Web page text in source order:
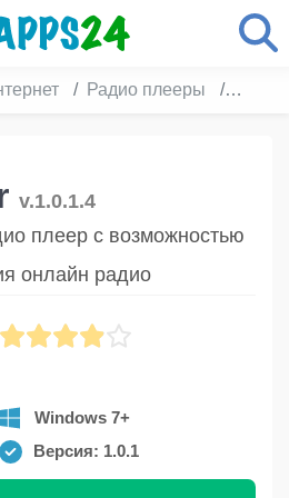
Радио плееры
v.1.0.1.4
плеер с возможностью
онлайн радио
Windows 7+
Версия: 1.0.1